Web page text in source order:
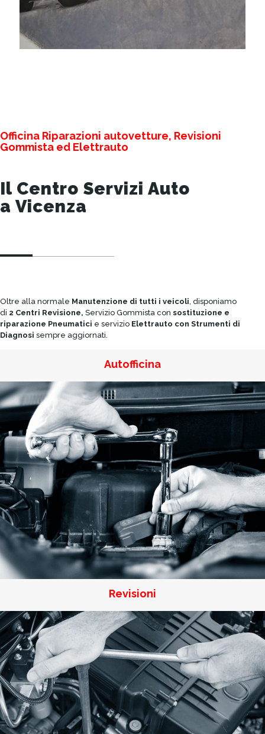
Officina Riparazioni autovetture, Revisioni
Gommista ed Elettrauto
Il Centro Servizi Auto
a Vicenza
Oltre alla normale Manutenzione di tutti i veicoli , disponiamo
di 2 Centri Revisione, Servizio Gommista con sostituzione e
riparazione Pneumatici e servizio Elettrauto con Strumenti di
Diagnosi sempre aggiornati.
Autofficina
Revisioni